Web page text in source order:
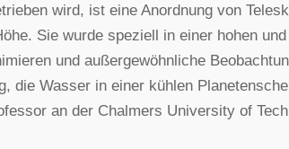
wird, ist eine Anordnung von
Sie wurde speziell in einer hohen
und außergewöhnliche
die Wasser in einer kühlen
an der Chalmers University of